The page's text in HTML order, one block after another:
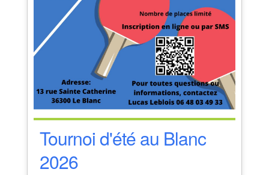
Tournoi d'été au Blanc
2026